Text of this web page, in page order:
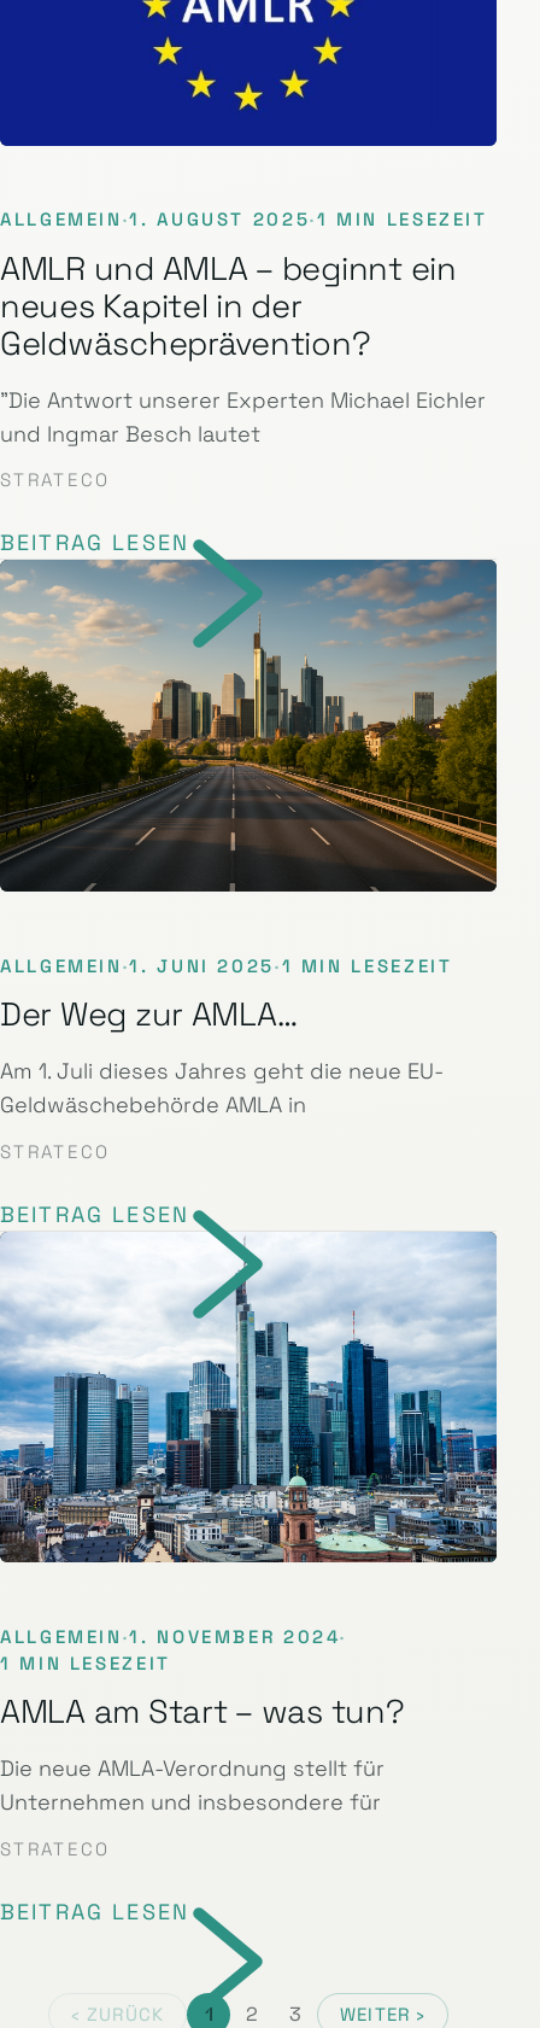
ALLGEMEIN ·1. AUGUST 2025·1 MIN LESEZEIT
AMLR und AMLA – beginnt ein
neues Kapitel in der
Geldwäscheprävention?
"Die Antwort unserer Experten Michael Eichler
und Ingmar Besch lautet
STRATECO
BEITRAG LESEN
ALLGEMEIN ·1. JUNI 2025·1 MIN LESEZEIT
Der Weg zur AMLA…
Am 1. Juli dieses Jahres geht die neue EU-
Geldwäschebehörde AMLA in
STRATECO
BEITRAG LESEN
ALLGEMEIN ·1. NOVEMBER 2024·
1 MIN LESEZEIT
AMLA am Start – was tun?
Die neue AMLA-Verordnung stellt für
Unternehmen und insbesondere für
STRATECO
BEITRAG LESEN
‹ ZURÜCK 1 2 3 WEITER ›